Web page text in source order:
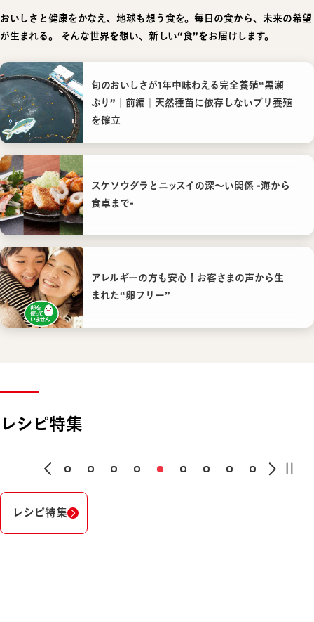
おいしさと健康をかなえ、地球も想う食を。毎日の食から、未来の希望
が生まれる。
そんな世界を想い、新しい“食”をお届けします。
旬のおいしさが1年中味わえる完全養殖“黒瀬
ぶり”｜前編｜天然種苗に依存しないブリ養殖
を確立
スケソウダラとニッスイの深〜い関係 -海から
食卓まで-
アレルギーの方も安心！お客さまの声から生
まれた“卵フリー”
レシピ特集
レシピ特集